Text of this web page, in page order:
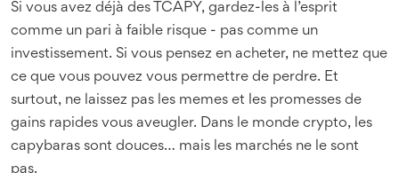
Si vous avez déjà des TCAPY, gardez-les à l’esprit
comme un pari à faible risque - pas comme un
investissement. Si vous pensez en acheter, ne mettez que
ce que vous pouvez vous permettre de perdre. Et
surtout, ne laissez pas les memes et les promesses de
gains rapides vous aveugler. Dans le monde crypto, les
capybaras sont douces… mais les marchés ne le sont
pas.